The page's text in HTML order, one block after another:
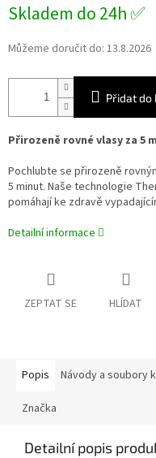
Skladem do 24h ✅
Můžeme doručit do: 13.8.2026
Přidat do
Přirozeně rovné vlasy za 5
Pochlubte se přirozeně
5 minut. Naše technologie
pomáhají ke zdravě
Detailní informace
ZEPTAT SE HLÍDAT
Popis Návody a soubory
Značka
Detailní popis